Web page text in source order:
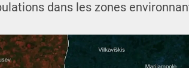
dans les zones